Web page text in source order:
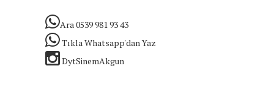
Ara 0539 981 93 43
Tıkla Whatsapp'dan Yaz
DytSinemAkgun